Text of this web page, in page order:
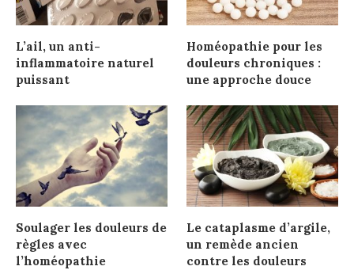
L’ail, un anti-
inflammatoire naturel
puissant
Homéopathie pour les
douleurs chroniques :
une approche douce
Soulager les douleurs de
règles avec
l’homéopathie
Le cataplasme d’argile,
un remède ancien
contre les douleurs